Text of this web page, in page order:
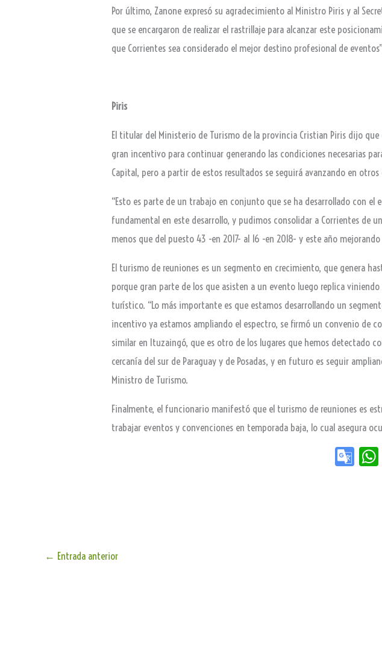
Por último, Zanone expresó su agradecimiento al Ministro Piris y al
que se encargaron de realizar el rastrillaje para alcanzar este
que Corrientes sea considerado el mejor destino profesional de
Piris
El titular del Ministerio de Turismo de la provincia Cristian Piris dijo
gran incentivo para continuar generando las condiciones necesarias
Capital, pero a partir de estos resultados se seguirá avanzando en
“Esto es parte de un trabajo en conjunto que se ha desarrollado con
fundamental en este desarrollo, y pudimos consolidar a Corrientes de
menos que del puesto 43 -en 2017- al 16 -en 2018- y este año
El turismo de reuniones es un segmento en crecimiento, que genera
porque gran parte de los que asisten a un evento luego replica
turístico. “Lo más importante es que estamos desarrollando un
incentivo ya estamos ampliando el espectro, se firmó un convenio de
similar en Ituzaingó, que es otro de los lugares que hemos detectado
cercanía del sur de Paraguay y de Posadas, y en futuro es seguir
Ministro de Turismo.
Finalmente, el funcionario manifestó que el turismo de reuniones es
trabajar eventos y convenciones en temporada baja, lo cual
Go
← Entrada anterior